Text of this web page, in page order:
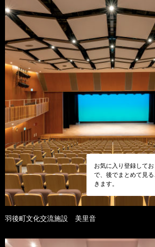
お気に入り登録してお
で、後でまとめて見
きます。
羽後町文化交流施設 美里音